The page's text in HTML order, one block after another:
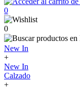
0
0
New In
+
New In
Calzado
+